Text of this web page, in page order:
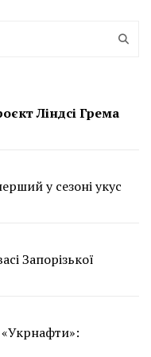
Ліндсі Грема
у сезоні укус
Запорізької